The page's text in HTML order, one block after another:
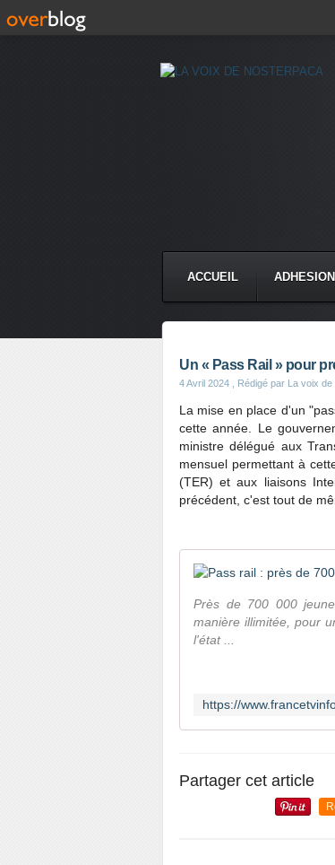
ACCUEIL ADHESION
Un « Pass Rail » pour
4 Avril 2024 , Rédigé par La voix
La mise en place d'un
cette année. Le
ministre délégué aux
mensuel permettant à
(TER) et aux liaisons
précédent, c'est tout de
Près de 700 000
manière illimitée, pour
l'état ...
Partager cet article